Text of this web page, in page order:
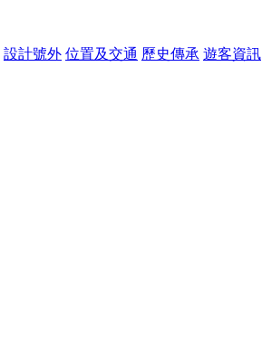
設計號外 位置及交通 歷史傳承 遊客資訊